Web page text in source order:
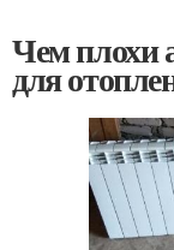
Чем плохи
для